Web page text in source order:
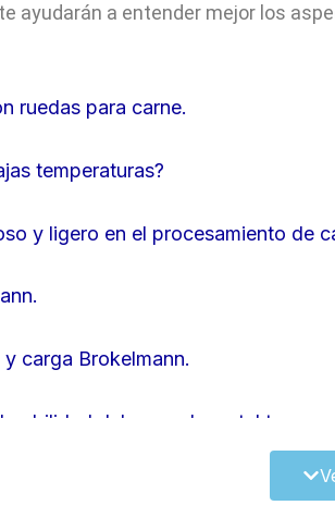
ayudarán a entender mejor los
ruedas para carne.
temperaturas?
y ligero en el procesamiento de
carga Brokelmann.
del carro de metal
de transporte de acero